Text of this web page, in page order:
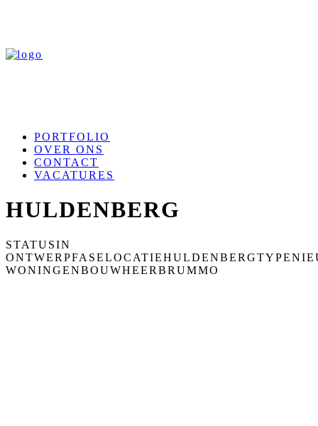
PORTFOLIO
OVER ONS
CONTACT
VACATURES
HULDENBERG
STATUSIN
ONTWERPFASELOCATIEHULDENBERGTYPE
WONINGENBOUWHEER BRUMMO